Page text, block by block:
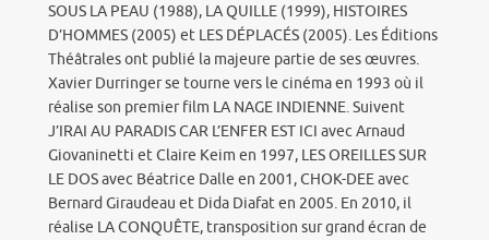
SOUS LA PEAU (1988), LA QUILLE (1999), HISTOIRES
D’HOMMES (2005) et LES DÉPLACÉS (2005). Les Éditions
Théâtrales ont publié la majeure partie de ses œuvres.
Xavier Durringer se tourne vers le cinéma en 1993 où il
réalise son premier film LA NAGE INDIENNE. Suivent
J’IRAI AU PARADIS CAR L’ENFER EST ICI avec Arnaud
Giovaninetti et Claire Keim en 1997, LES OREILLES SUR
LE DOS avec Béatrice Dalle en 2001, CHOK-DEE avec
Bernard Giraudeau et Dida Diafat en 2005. En 2010, il
réalise LA CONQUÊTE, transposition sur grand écran de